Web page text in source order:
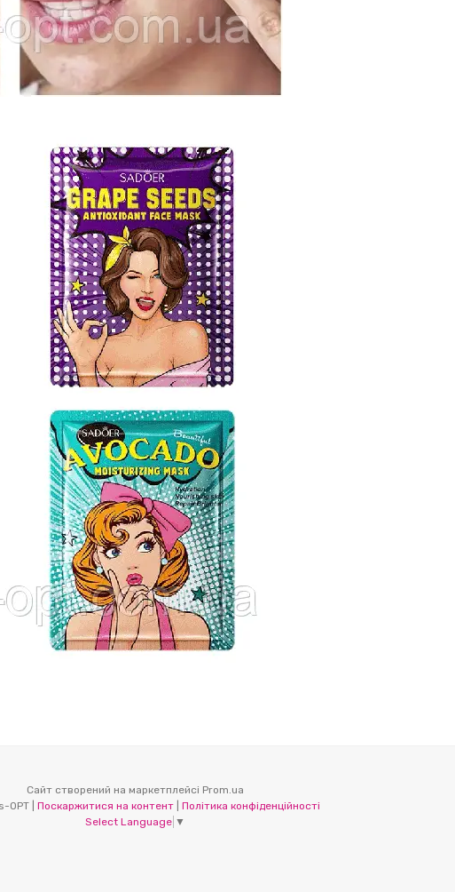
Сайт створений на маркетплейсі Prom.ua
Поскаржитися на контент
Політика конфіденційності
Select Language ▼